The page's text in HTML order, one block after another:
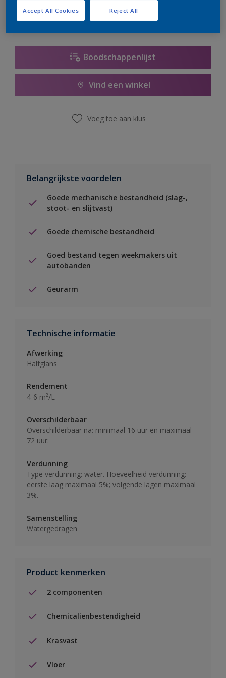
Boodschappenlijst
Vind een winkel
Voeg toe aan klus
Belangrijkste voordelen
Goede mechanische bestandheid (slag-,
stoot- en slijtvast)
Goede chemische bestandheid
Goed bestand tegen weekmakers uit
autobanden
Geurarm
Technische informatie
Afwerking
Halfglans
Rendement
4-6 m²/L
Overschilderbaar
Overschilderbaar na: minimaal 16 uur en maximaal
72 uur.
Verdunning
Type verdunning: water. Hoeveelheid verdunning:
eerste laag maximaal 5%; volgende lagen maximaal
3%.
Samenstelling
Watergedragen
Product kenmerken
2 componenten
Chemicalienbestendigheid
Krasvast
Vloer
Reject All
Accept All Cookies